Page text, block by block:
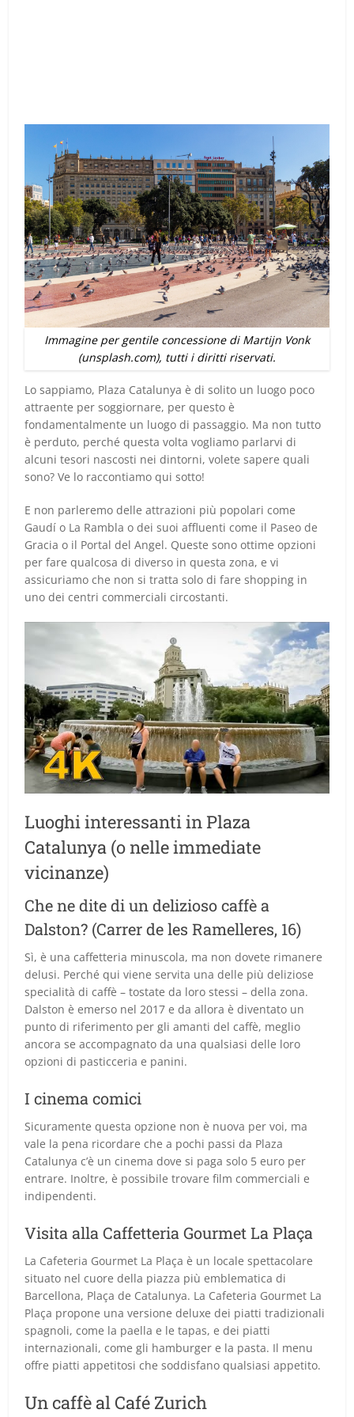
Immagine per gentile concessione di Martijn Vonk
(unsplash.com), tutti i diritti riservati.
Lo sappiamo, Plaza Catalunya è di solito un luogo poco
attraente per soggiornare, per questo è
fondamentalmente un luogo di passaggio. Ma non tutto
è perduto, perché questa volta vogliamo parlarvi di
alcuni tesori nascosti nei dintorni, volete sapere quali
sono? Ve lo raccontiamo qui sotto!
E non parleremo delle attrazioni più popolari come
Gaudí o La Rambla o dei suoi affluenti come il Paseo de
Gracia o il Portal del Angel. Queste sono ottime opzioni
per fare qualcosa di diverso in questa zona, e vi
assicuriamo che non si tratta solo di fare shopping in
uno dei centri commerciali circostanti.
Luoghi interessanti in Plaza
Catalunya (o nelle immediate
vicinanze)
Che ne dite di un delizioso caffè a
Dalston? (Carrer de les Ramelleres, 16)
Sì, è una caffetteria minuscola, ma non dovete rimanere
delusi. Perché qui viene servita una delle più deliziose
specialità di caffè – tostate da loro stessi – della zona.
Dalston è emerso nel 2017 e da allora è diventato un
punto di riferimento per gli amanti del caffè, meglio
ancora se accompagnato da una qualsiasi delle loro
opzioni di pasticceria e panini.
I cinema comici
Sicuramente questa opzione non è nuova per voi, ma
vale la pena ricordare che a pochi passi da Plaza
Catalunya c’è un cinema dove si paga solo 5 euro per
entrare. Inoltre, è possibile trovare film commerciali e
indipendenti.
Visita alla Caffetteria Gourmet La Plaça
La Cafeteria Gourmet La Plaça è un locale spettacolare
situato nel cuore della piazza più emblematica di
Barcellona, Plaça de Catalunya. La Cafeteria Gourmet La
Plaça propone una versione deluxe dei piatti tradizionali
spagnoli, come la paella e le tapas, e dei piatti
internazionali, come gli hamburger e la pasta. Il menu
offre piatti appetitosi che soddisfano qualsiasi appetito.
Un caffè al Café Zurich